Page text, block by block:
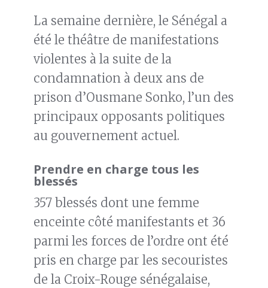
La semaine dernière, le Sénégal a
été le théâtre de manifestations
violentes à la suite de la
condamnation à deux ans de
prison d’Ousmane Sonko, l’un des
principaux opposants politiques
au gouvernement actuel.
Prendre en charge tous les
blessés
357 blessés dont une femme
enceinte côté manifestants et 36
parmi les forces de l’ordre ont été
pris en charge par les secouristes
de la Croix-Rouge sénégalaise,